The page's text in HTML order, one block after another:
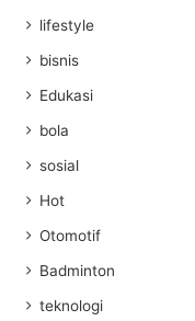
lifestyle
bisnis
Edukasi
bola
sosial
Hot
Otomotif
Badminton
teknologi